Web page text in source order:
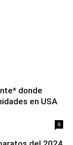
donde
en USA
0